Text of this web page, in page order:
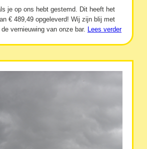
je op ons hebt gestemd. Dit heeft het
€ 489,49 opgeleverd! Wij zijn blij met
vernieuwing van onze bar. Lees verder